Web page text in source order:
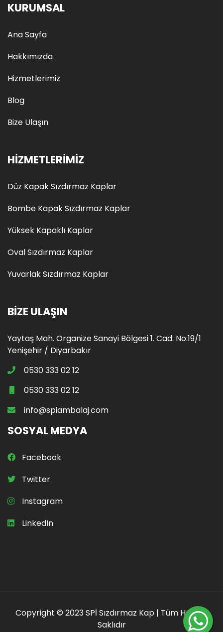
KURUMSAL
Ana Sayfa
Hakkımızda
Hizmetlerimiz
Blog
Bize Ulaşın
HIZMETLERIMIZ
Düz Kapak Sızdırmaz Kaplar
Bombe Kapak Sızdırmaz Kaplar
Yüksek Kapaklı Kaplar
Oval Sızdırmaz Kaplar
Yuvarlak Sızdırmaz Kaplar
BIZE ULAŞIN
Yaytaş Mah. Organize Sanayi Bölgesi 1. Cad. No:19/1
Yenişehir / Diyarbakır
0530 333 02 12
0530 333 02 12
info@spiambalaj.com
SOSYAL MEDYA
Facebook
Twitter
Instagram
LinkedIn
Copyright © 2023 SPİ Sızdırmaz Kap | Tüm Hakları
Saklıdır